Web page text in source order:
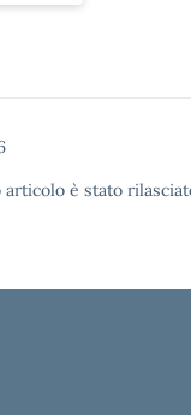
è stato